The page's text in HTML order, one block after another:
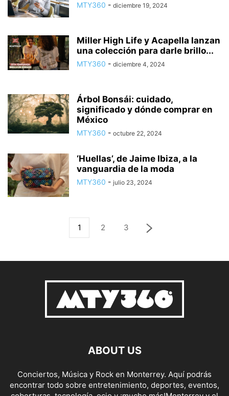
MTY360 - diciembre 19, 2024
Miller High Life y Acapella lanzan
una colección para darle brillo...
MTY360 - diciembre 4, 2024
Árbol Bonsái: cuidado,
significado y dónde comprar en
México
MTY360 - octubre 22, 2024
‘Huellas’, de Jaime Ibiza, a la
vanguardia de la moda
MTY360 - julio 23, 2024
1 2 3
ABOUT US
Conciertos, Música y Rock en Monterrey. Aquí podrás
encontrar todo sobre entretenimiento, deportes, eventos,